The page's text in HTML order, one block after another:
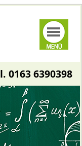
0163 6390398